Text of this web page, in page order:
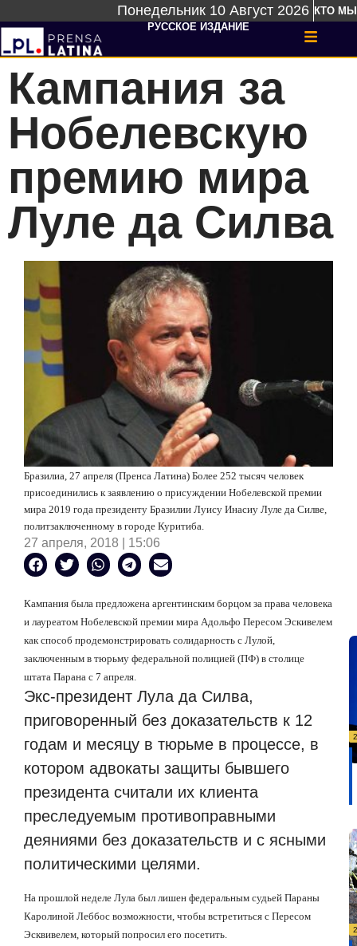
Понедельник 10 Август 2026 КТО МЫ
РУССКОЕ ИЗДАНИЕ
Кампания за
Нобелевскую
премию мира
Луле да Силва
Бразилиа, 27 апреля (Пренса Латина) Более 252 тысяч человек
присоединились к заявлению о присуждении Нобелевской премии
мира 2019 года президенту Бразилии Луису Инасиу Луле да Силве,
политзаключенному в городе Куритиба.
27 апреля, 2018 | 15:06
Кампания была предложена аргентинским борцом за права человека
и лауреатом Нобелевской премии мира Адольфо Пересом Эскивелем
как способ продемонстрировать солидарность с Лулой,
заключенным в тюрьму федеральной полицией (ПФ) в столице
штата Парана с 7 апреля.
Экс-президент Лула да Силва,
приговоренный без доказательств к 12
годам и месяцу в тюрьме в процессе, в
котором адвокаты защиты бывшего
президента считали их клиента
преследуемым противоправными
деяниями без доказательств и с ясными
политическими целями.
На прошлой неделе Лула был лишен федеральным судьей Параны
Каролиной Леббос возможности, чтобы встретиться с Пересом
Эсквивелем, который попросил его посетить.